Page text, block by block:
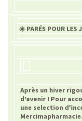
☀️ PARÉS POUR LES
Après un hiver
d’avenir ! Pour
une selection